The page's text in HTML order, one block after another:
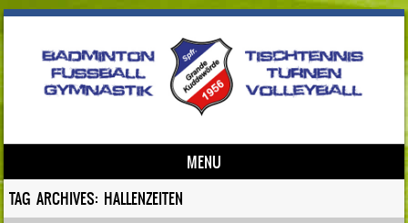
MENU
Skip to content
TAG ARCHIVES: HALLENZEITEN